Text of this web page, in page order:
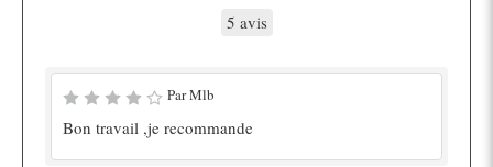
5 avis
Par Mlb
Bon travail ,je recommande